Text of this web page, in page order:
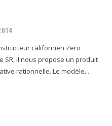
SR, il nous propose un produit
rationnelle. Le modèle...